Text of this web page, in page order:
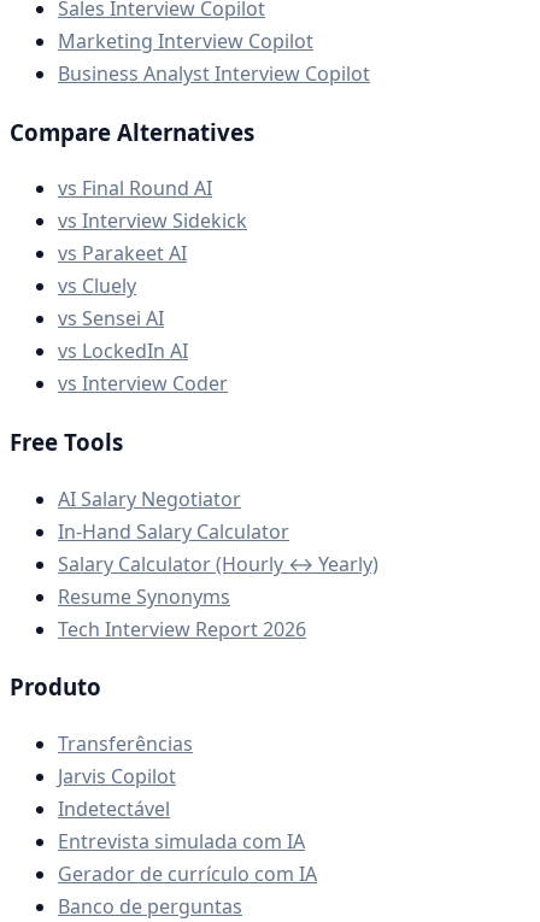
Sales Interview Copilot
Marketing Interview Copilot
Business Analyst Interview Copilot
Compare Alternatives
vs Final Round AI
vs Interview Sidekick
vs Parakeet AI
vs Cluely
vs Sensei AI
vs LockedIn AI
vs Interview Coder
Free Tools
AI Salary Negotiator
In-Hand Salary Calculator
Salary Calculator (Hourly ↔ Yearly)
Resume Synonyms
Tech Interview Report 2026
Produto
Transferências
Jarvis Copilot
Indetectável
Entrevista simulada com IA
Gerador de currículo com IA
Banco de perguntas